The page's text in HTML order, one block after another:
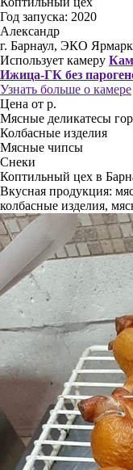
Год запуска: 2020
Александр
г. Барнаул, ЭКО
Использует камеру
Ижица-ГК без
Узнать больше о камере
Цена от р.
Мясные деликатесы
Колбасные изделия
Мясные чипсы
Снеки
Коптильный цех в
Вкусная продукция:
колбасные изделия,